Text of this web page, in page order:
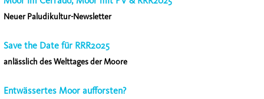
Neuer Paludikultur-Newsletter
Save the Date für RRR2025
anlässlich des Welttages der Moore
Entwässertes Moor aufforsten?